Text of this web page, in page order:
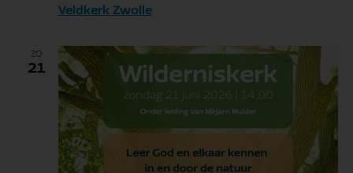
Veldkerk Zwolle
ZO
21